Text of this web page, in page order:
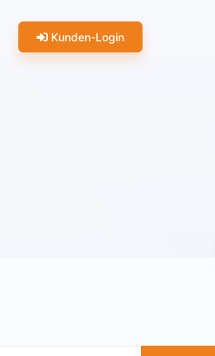
Kunden-Login